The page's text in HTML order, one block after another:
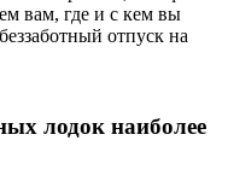
вам, где и с кем вы
отпуск на
лодок наиболее